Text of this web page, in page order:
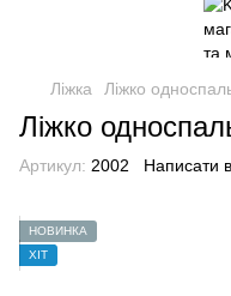
Ліжка Ліжко
Ліжко
Артикул: 2002 Написати
НОВИНКА
ХІТ